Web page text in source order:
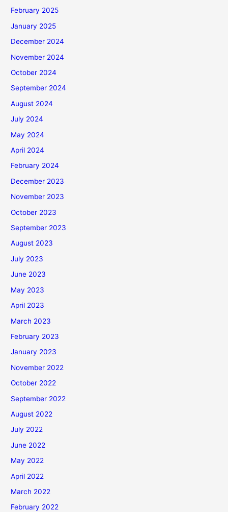
February 2025
January 2025
December 2024
November 2024
October 2024
September 2024
August 2024
July 2024
May 2024
April 2024
February 2024
December 2023
November 2023
October 2023
September 2023
August 2023
July 2023
June 2023
May 2023
April 2023
March 2023
February 2023
January 2023
November 2022
October 2022
September 2022
August 2022
July 2022
June 2022
May 2022
April 2022
March 2022
February 2022